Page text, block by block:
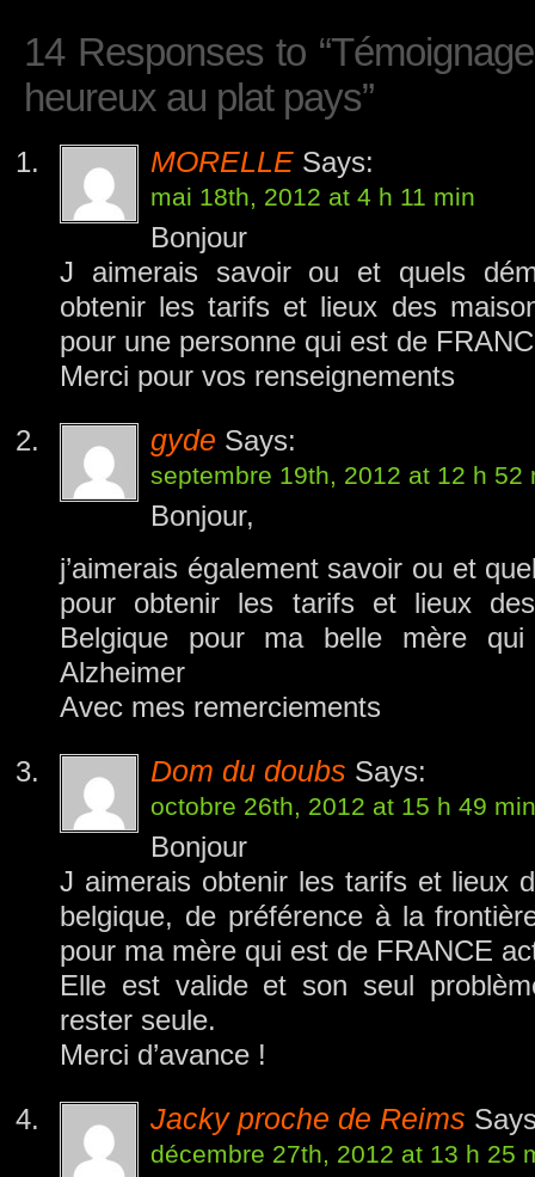
14 Responses to
heureux au plat pays”
MORELLE Says:
mai 18th, 2012 at 4 h 11 min
Bonjour
J aimerais savoir ou et quels
obtenir les tarifs et lieux des
pour une personne qui est de
Merci pour vos renseignements
gyde Says:
septembre 19th, 2012 at 12 h 52
Bonjour,
j’aimerais également savoir ou et
pour obtenir les tarifs et lieux
Belgique pour ma belle mère
Alzheimer
Avec mes remerciements
Dom du doubs Says:
octobre 26th, 2012 at 15 h 49 min
Bonjour
J aimerais obtenir les tarifs et lieux
belgique, de préférence à la
pour ma mère qui est de FRANCE
Elle est valide et son seul
rester seule.
Merci d’avance !
Jacky proche de Reims
décembre 27th, 2012 at 13 h 25